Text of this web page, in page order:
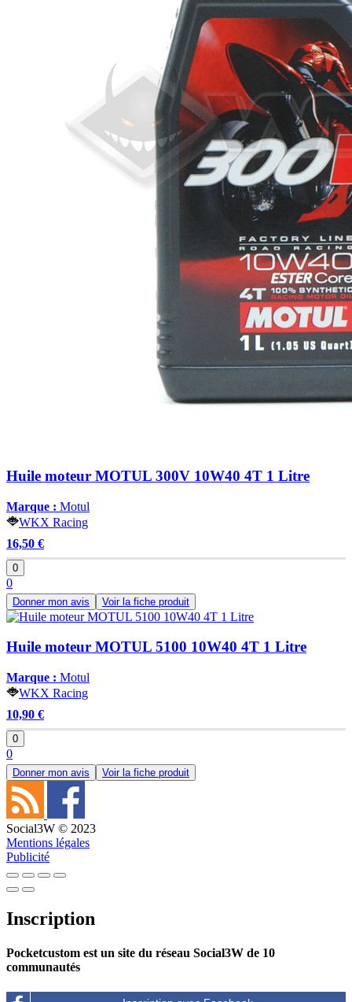
Huile moteur MOTUL 300V 10W40 4T 1 Litre
Marque : Motul
WKX Racing
16,50 €
0
0
Donner mon avis Voir la fiche produit
Huile moteur MOTUL 5100 10W40 4T 1 Litre
Marque : Motul
WKX Racing
10,90 €
0
0
Donner mon avis Voir la fiche produit
Social3W © 2023
Mentions légales
Publicité
Inscription
Pocketcustom est un site du réseau Social3W de 10
communautés